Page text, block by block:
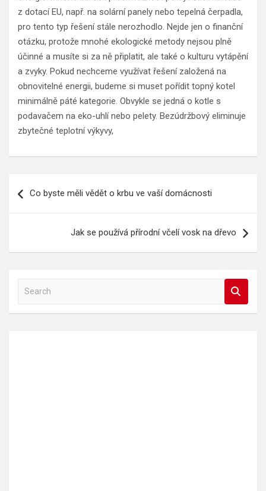
z dotací EU, např. na solární panely nebo tepelná čerpadla,
pro tento typ řešení stále nerozhodlo. Nejde jen o finanční
otázku, protože mnohé ekologické metody nejsou plně
účinné a musíte si za ně připlatit, ale také o kulturu vytápění
a zvyky. Pokud nechceme využívat řešení založená na
obnovitelné energii, budeme si muset pořídit topný kotel
minimálně páté kategorie. Obvykle se jedná o kotle s
podavačem na eko-uhlí nebo pelety. Bezúdržbový eliminuje
zbytečné teplotní výkyvy,
proCo byste měli vědět o krbu ve vaší domácnosti
Jak se používá přírodní včelí vosk na dřevo
a